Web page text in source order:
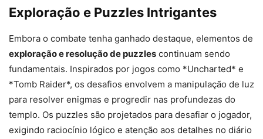
Exploração e Puzzles Intrigantes
Embora o combate tenha ganhado destaque, elementos de
exploração e resolução de puzzles continuam sendo
fundamentais. Inspirados por jogos como *Uncharted* e
*Tomb Raider*, os desafios envolvem a manipulação de luz
para resolver enigmas e progredir nas profundezas do
templo. Os puzzles são projetados para desafiar o jogador,
exigindo raciocínio lógico e atenção aos detalhes no diário